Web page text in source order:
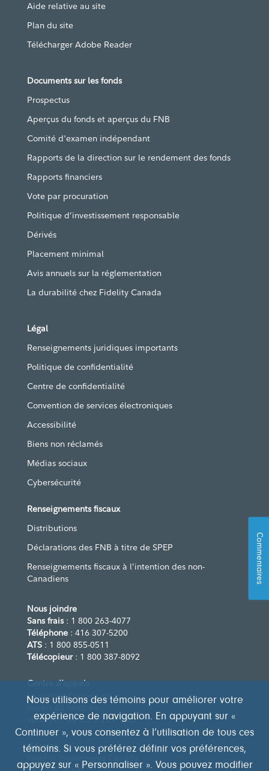
Aide relative au site
Plan du site
Télécharger Adobe Reader
Documents sur les fonds
Prospectus
Aperçus du fonds et aperçus du FNB
Comité d'examen indépendant
Rapports de la direction sur le rendement des fonds
Rapports financiers
Vote par procuration
Politique d’investissement responsable
Dérivés
Placement minimal
Avis annuels sur la réglementation
La durabilité chez Fidelity Canada
Légal
Renseignements juridiques importants
Politique de confidentialité
Centre de confidentialité
Convention de services électroniques
Accessibilité
Biens non réclamés
Médias sociaux
Cybersécurité
Renseignements fiscaux
Distributions
Déclarations des FNB à titre de SPEP
Renseignements fiscaux à l’intention des non-
Canadiens
Nous joindre
Sans frais: 1 800 263-4077
Téléphone : 416 307-5200
ATS : 1 800 855-0511
Télécopieur: 1 800 387-8092
Centre d’appels
Le centre d’appels est
vendredi, de 8 h à 20 h (HE)
Adresse
Fidelity Investments Canada
Nous utilisons des témoins pour améliorer votre
expérience de navigation. En appuyant sur «
Continuer », vous consentez à l’utilisation de tous ces
témoins. Si vous préférez définir vos préférences,
appuyez sur « Personnaliser ». Vous pouvez modifier
Commentaires